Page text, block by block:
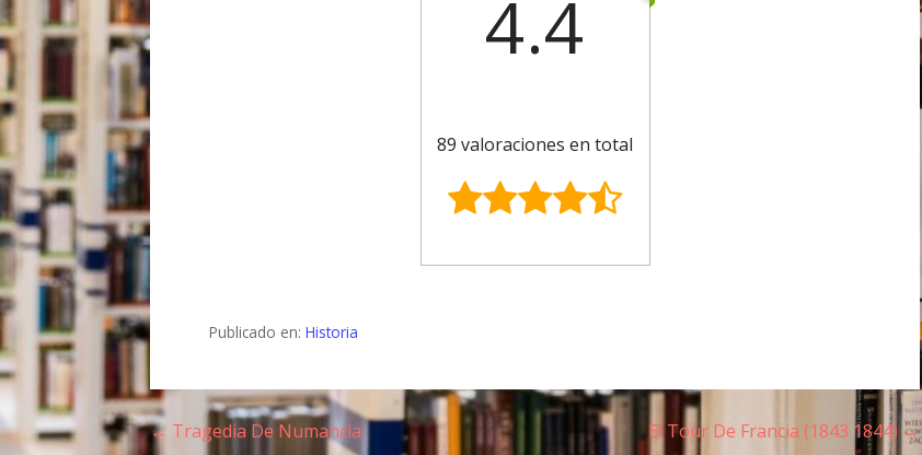
4.4
89 valoraciones en total
Publicado en:Historia
N
← Tragedia De Numancia El Tour De Francia (1843 1844) →